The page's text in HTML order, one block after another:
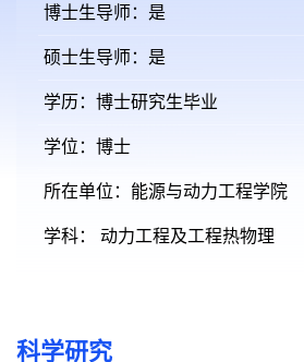
博士生导师：是
硕士生导师：是
学历：博士研究生毕业
学位：博士
所在单位：能源与动力工程学院
学科： 动力工程及工程热物理
科学研究